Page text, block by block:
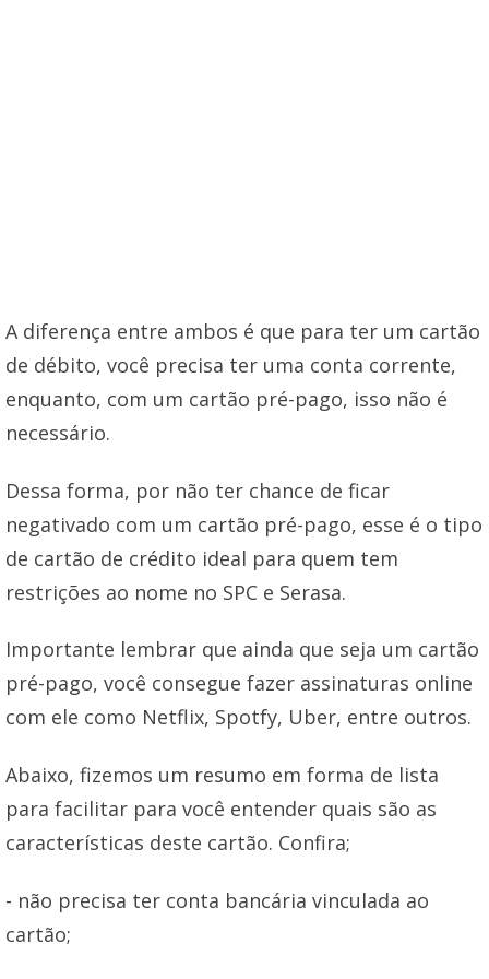
A diferença entre ambos é que para ter um cartão
de débito, você precisa ter uma conta corrente,
enquanto, com um cartão pré-pago, isso não é
necessário.
Dessa forma, por não ter chance de ficar
negativado com um cartão pré-pago, esse é o tipo
de cartão de crédito ideal para quem tem
restrições ao nome no SPC e Serasa.
Importante lembrar que ainda que seja um cartão
pré-pago, você consegue fazer assinaturas online
com ele como Netflix, Spotfy, Uber, entre outros.
Abaixo, fizemos um resumo em forma de lista
para facilitar para você entender quais são as
características deste cartão. Confira;
- não precisa ter conta bancária vinculada ao
cartão;